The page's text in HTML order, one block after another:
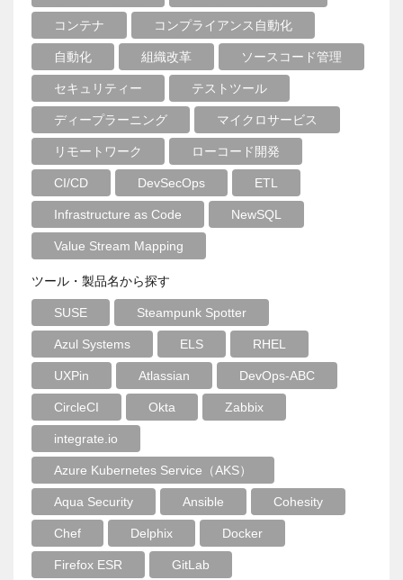
コンテナ コンプライアンス自動化
自動化 組織改革 ソースコード管理
セキュリティー テストツール
ディープラーニング マイクロサービス
リモートワーク ローコード開発
CI/CD DevSecOps ETL
Infrastructure as Code NewSQL
Value Stream Mapping
ツール・製品名から探す
SUSE Steampunk Spotter
Azul Systems ELS RHEL
UXPin Atlassian DevOps-ABC
CircleCI Okta Zabbix
integrate.io
Azure Kubernetes Service（AKS）
Aqua Security Ansible Cohesity
Chef Delphix Docker
Firefox ESR GitLab